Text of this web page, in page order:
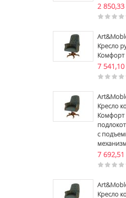
2 850,33
Кресло
Комфорт
7 541,10
Кресло
Комфорт
с
7 692,51
Кресло